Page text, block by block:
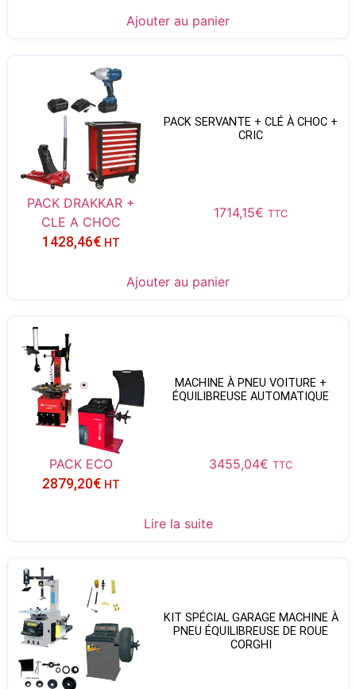
Ajouter au panier
PACK SERVANTE + CLÉ À CHOC +
CRIC
PACK DRAKKAR +
CLE A CHOC
1714,15€ TTC
1428,46€ HT
Ajouter au panier
MACHINE À PNEU VOITURE +
ÉQUILIBREUSE AUTOMATIQUE
PACK ECO 3455,04€ TTC
2879,20€ HT
Lire la suite
KIT SPÉCIAL GARAGE MACHINE À
PNEU ÉQUILIBREUSE DE ROUE
CORGHI